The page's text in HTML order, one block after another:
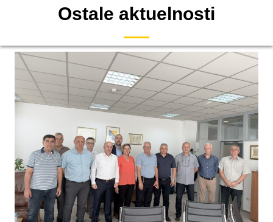
Ostale aktuelnosti